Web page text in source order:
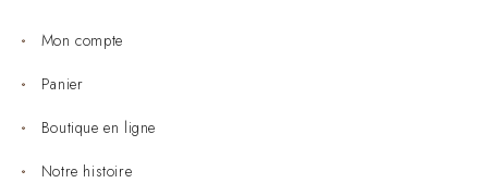
Mon compte
Panier
Boutique en ligne
Notre histoire